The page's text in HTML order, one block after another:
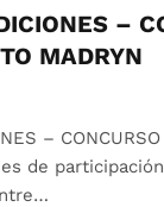
–
MADRYN
–
de